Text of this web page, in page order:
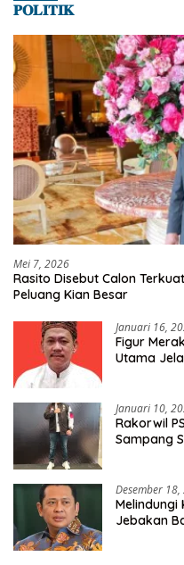
𝐏𝐎𝐋𝐈𝐓𝐈𝐊
Mei 7, 2026
Rasito Disebut Calon
Peluang Kian Besar
Januari 16,
Figur
Utama
Januari 10,
Rakorwil
Sampang
Desember
Melindungi
Jebakan